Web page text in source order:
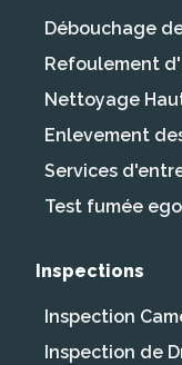
Débouchage
Refoulement
Nettoyage
Enlevement
Services
Test fumée
Inspections
Inspection
Inspection de